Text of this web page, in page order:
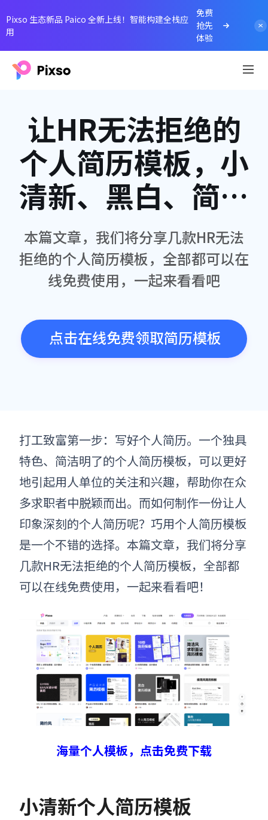
Pixso 生态新品 Paico 全新上线！智能构建全栈应
用
免费
抢先
体验
让HR无法拒绝的
个人简历模板，小
清新、黑白、简约
风......
本篇文章，我们将分享几款HR无法
拒绝的个人简历模板，全部都可以在
线免费使用，一起来看看吧
点击在线免费领取简历模板
打工致富第一步：写好个人简历。一个独具
特色、简洁明了的个人简历模板，可以更好
地引起用人单位的关注和兴趣，帮助你在众
多求职者中脱颖而出。而如何制作一份让人
印象深刻的个人简历呢？巧用个人简历模板
是一个不错的选择。本篇文章，我们将分享
几款HR无法拒绝的个人简历模板，全部都
可以在线免费使用，一起来看看吧！
海量个人模板，点击免费下载
小清新个人简历模板